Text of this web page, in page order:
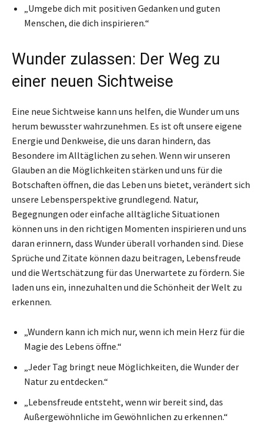
„Umgebe dich mit positiven Gedanken und guten
Menschen, die dich inspirieren.“
Wunder zulassen: Der Weg zu
einer neuen Sichtweise
Eine neue Sichtweise kann uns helfen, die Wunder um uns
herum bewusster wahrzunehmen. Es ist oft unsere eigene
Energie und Denkweise, die uns daran hindern, das
Besondere im Alltäglichen zu sehen. Wenn wir unseren
Glauben an die Möglichkeiten stärken und uns für die
Botschaften öffnen, die das Leben uns bietet, verändert sich
unsere Lebensperspektive grundlegend. Natur,
Begegnungen oder einfache alltägliche Situationen
können uns in den richtigen Momenten inspirieren und uns
daran erinnern, dass Wunder überall vorhanden sind. Diese
Sprüche und Zitate können dazu beitragen, Lebensfreude
und die Wertschätzung für das Unerwartete zu fördern. Sie
laden uns ein, innezuhalten und die Schönheit der Welt zu
erkennen.
„Wundern kann ich mich nur, wenn ich mein Herz für die
Magie des Lebens öffne.“
„Jeder Tag bringt neue Möglichkeiten, die Wunder der
Natur zu entdecken.“
„Lebensfreude entsteht, wenn wir bereit sind, das
Außergewöhnliche im Gewöhnlichen zu erkennen.“